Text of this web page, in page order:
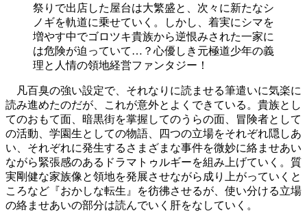
祭りで出店した屋台は大繁盛と、次々に新たなシ
ノギを軌道に乗せていく。しかし、着実にシマを
増やす中でゴロツキ貴族から逆恨みされた一家に
は危険が迫っていて…？心優しき元極道少年の義
理と人情の領地経営ファンタジー！
凡百臭の強い設定で、それなりに読ませる筆遣いに気楽に
読み進めたのだが、これが意外とよくできている。貴族とし
てのおもて面、暗黒街を掌握してのうらの面、冒険者として
の活動、学園生としての物語、四つの立場をそれぞれ隠しあ
い、それぞれに発生するさまざまな事件を微妙に絡ませあい
ながら緊張感のあるドラマトゥルギーを組み上げていく。質
実剛健な家族像と領地を発展させながら成り上がっていくと
ころなど『おかしな転生』を彷彿させるが、使い分ける立場
の絡ませあいの部分は読んでいく肝をなしていく。